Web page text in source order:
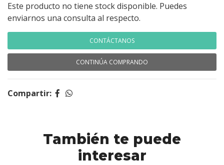
Este producto no tiene stock disponible. Puedes
enviarnos una consulta al respecto.
CONTÁCTANOS
CONTINÚA COMPRANDO
Compartir:
También te puede
interesar